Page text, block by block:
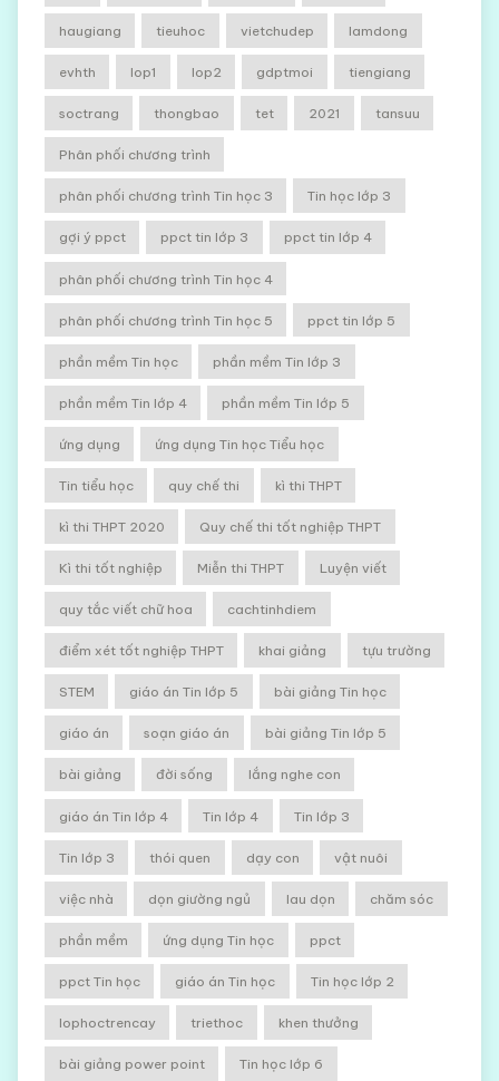
haugiang tieuhoc vietchudep lamdong
evhth lop1 lop2 gdptmoi tiengiang
soctrang thongbao tet 2021 tansuu
Phân phối chương trình
phân phối chương trình Tin học 3 Tin học lớp 3
gợi ý ppct ppct tin lớp 3 ppct tin lớp 4
phân phối chương trình Tin học 4
phân phối chương trình Tin học 5 ppct tin lớp 5
phần mềm Tin học phần mềm Tin lớp 3
phần mềm Tin lớp 4 phần mềm Tin lớp 5
ứng dụng ứng dụng Tin học Tiểu học
Tin tiểu học quy chế thi kì thi THPT
kì thi THPT 2020 Quy chế thi tốt nghiệp THPT
Kì thi tốt nghiệp Miễn thi THPT Luyện viết
quy tắc viết chữ hoa cachtinhdiem
điểm xét tốt nghiệp THPT khai giảng tựu trường
STEM giáo án Tin lớp 5 bài giảng Tin học
giáo án soạn giáo án bài giảng Tin lớp 5
bài giảng đời sống lắng nghe con
giáo án Tin lớp 4 Tin lớp 4 Tin lớp 3
Tin lớp 3 thói quen dạy con vật nuôi
việc nhà dọn giường ngủ lau dọn chăm sóc
phần mềm ứng dụng Tin học ppct
ppct Tin học giáo án Tin học Tin học lớp 2
lophoctrencay triethoc khen thưởng
bài giảng power point Tin học lớp 6